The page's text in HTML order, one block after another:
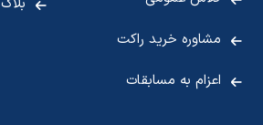
مشاوره خرید راکت
اعزام به مسابقات
بلاگ